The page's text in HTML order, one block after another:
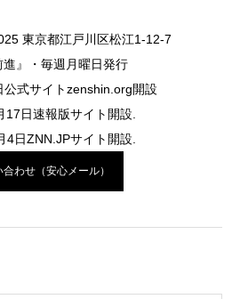
東京都江戸川区松江1-12-7
進』・毎週月曜日発行
公式サイトzenshin.org開設
17日速報版サイト開設.
4日ZNN.JPサイト開設.
合わせ（安心メール）